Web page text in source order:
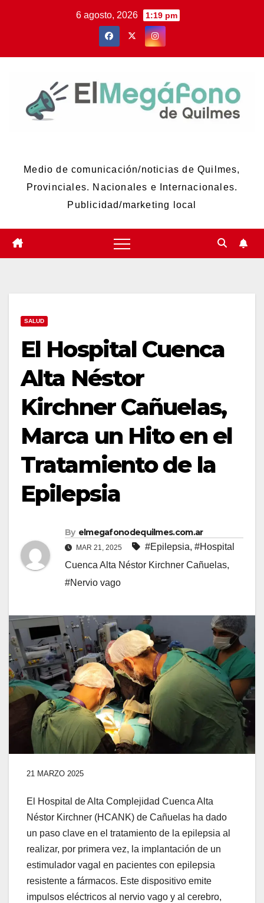
6 agosto, 2026 1:19 pm
Medio de comunicación/noticias de Quilmes,
Provinciales. Nacionales e Internacionales.
Publicidad/marketing local
SALUD
El Hospital Cuenca
Alta Néstor
Kirchner Cañuelas,
Marca un Hito en el
Tratamiento de la
Epilepsia
By elmegafonodequilmes.com.ar
MAR 21, 2025 #Epilepsia, #Hospital
Cuenca Alta Néstor Kirchner Cañuelas,
#Nervio vago
21 MARZO 2025
El Hospital de Alta Complejidad Cuenca Alta
Néstor Kirchner (HCANK) de Cañuelas ha dado
un paso clave en el tratamiento de la epilepsia al
realizar, por primera vez, la implantación de un
estimulador vagal en pacientes con epilepsia
resistente a fármacos. Este dispositivo emite
impulsos eléctricos al nervio vago y al cerebro,